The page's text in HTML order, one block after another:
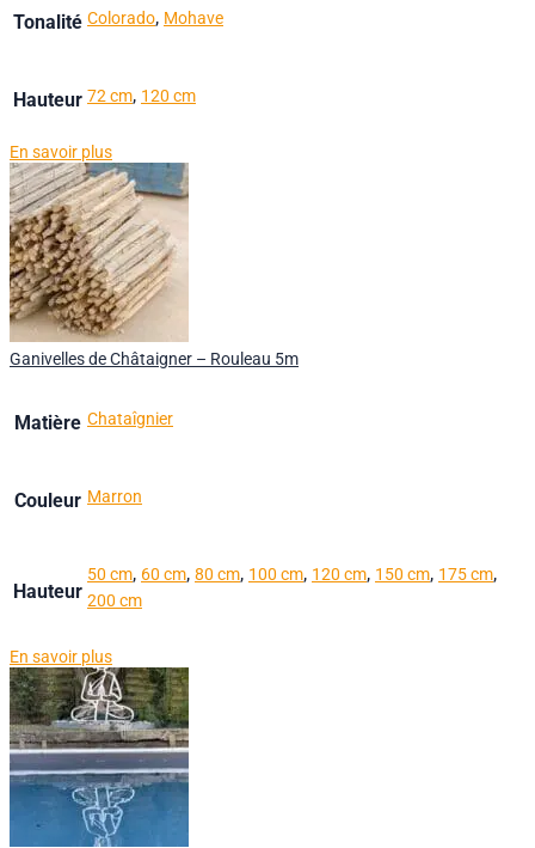
Tonalité Colorado, Mohave
Hauteur 72 cm, 120 cm
En savoir plus
Ganivelles de Châtaigner – Rouleau 5m
Matière Chataîgnier
Couleur Marron
Hauteur
50 cm, 60 cm, 80 cm, 100 cm, 120 cm, 150 cm, 175 cm,
200 cm
En savoir plus